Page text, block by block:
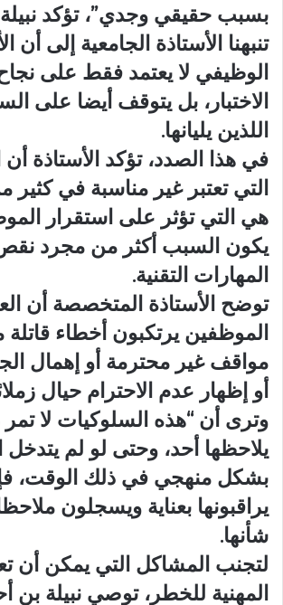
بسبب حقيقي وجدي”، تؤكد
تنبهنا الأستاذة الجامعية إلى أن
الوظيفي لا يعتمد فقط على
الاختبار، بل يتوقف أيضا على
اللذين يليانها.
في هذا الصدد، تؤكد الأستاذة
التي تعتبر غير مناسبة في كثير
هي التي تؤثر على استقرار
يكون السبب أكثر من مجرد
المهارات التقنية.
توضح الأستاذة المتخصصة أن
الموظفين يرتكبون أخطاء قاتلة
مواقف غير محترمة أو إهمال
أو إظهار عدم الاحترام حيال
وترى أن “هذه السلوكيات لا
يلاحظها أحد، وحتى لو لم
بشكل منهجي في ذلك الوقت،
يراقبونها بعناية ويسجلون
شأنها.
لتجنب المشاكل التي يمكن أن
المهنية للخطر، توصي نبيلة بن